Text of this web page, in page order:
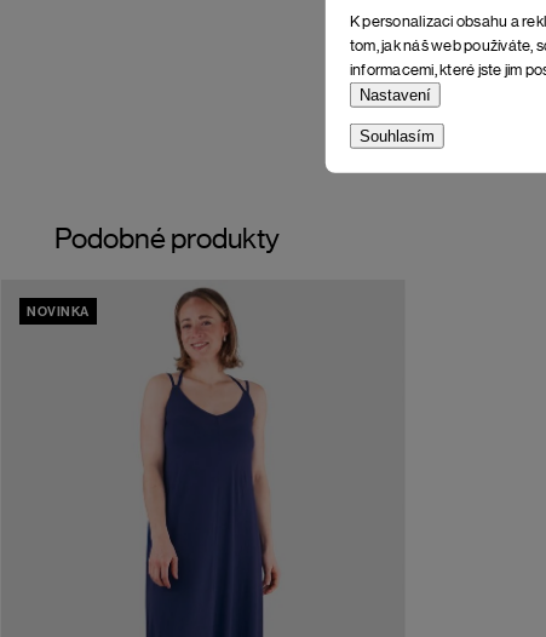
K personalizaci obsahu a
tom, jak náš web používáte,
informacemi, které jste jim
Nastavení
Souhlasím
Podobné produkty
NOVINKA